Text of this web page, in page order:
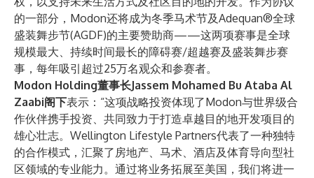
的一部分，Modon还将成为冬季马术节及Adequan®全球
盛装舞步节(AGDF)的主要赞助商——这两项赛事是全球
规模最大、持续时间最长的障碍赛/超越赛及盛装舞步赛
事，每年吸引超过25万名观众和参赛者。
Modon Holding董事长Jassem Mohamed Bu Ataba Al
Zaabi阁下表示：“这项战略投资体现了Modon与世界级合
作伙伴携手投资、共同致力于打造卓越目的地开发项目的
雄心壮志。Wellington Lifestyle Partners代表了一种独特
的合作模式，汇聚了房地产、马术、酒店及体育导向型社
区领域的专业能力。通过将业务拓展至美国，我们将进一